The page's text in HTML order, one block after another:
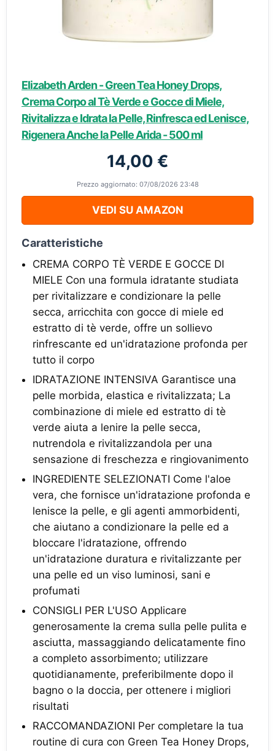
Elizabeth Arden - Green Tea Honey Drops,
Crema Corpo al Tè Verde e Gocce di Miele,
Rivitalizza e Idrata la Pelle, Rinfresca ed Lenisce,
Rigenera Anche la Pelle Arida - 500 ml
14,00 €
Prezzo aggiornato: 07/08/2026 23:48
VEDI SU AMAZON
Caratteristiche
CREMA CORPO TÈ VERDE E GOCCE DI
MIELE Con una formula idratante studiata
per rivitalizzare e condizionare la pelle
secca, arricchita con gocce di miele ed
estratto di tè verde, offre un sollievo
rinfrescante ed un'idratazione profonda per
tutto il corpo
IDRATAZIONE INTENSIVA Garantisce una
pelle morbida, elastica e rivitalizzata; La
combinazione di miele ed estratto di tè
verde aiuta a lenire la pelle secca,
nutrendola e rivitalizzandola per una
sensazione di freschezza e ringiovanimento
INGREDIENTE SELEZIONATI Come l'aloe
vera, che fornisce un'idratazione profonda e
lenisce la pelle, e gli agenti ammorbidenti,
che aiutano a condizionare la pelle ed a
bloccare l'idratazione, offrendo
un'idratazione duratura e rivitalizzante per
una pelle ed un viso luminosi, sani e
profumati
CONSIGLI PER L'USO Applicare
generosamente la crema sulla pelle pulita e
asciutta, massaggiando delicatamente fino
a completo assorbimento; utilizzare
quotidianamente, preferibilmente dopo il
bagno o la doccia, per ottenere i migliori
risultati
RACCOMANDAZIONI Per completare la tua
routine di cura con Green Tea Honey Drops,